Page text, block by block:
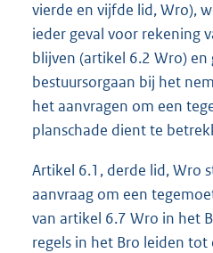
vierde en vijfde lid, Wro),
ieder geval voor rekening
blijven (artikel 6.2 Wro)
bestuursorgaan bij het
het aanvragen om een
planschade dient te
Artikel 6.1, derde lid, Wro
aanvraag om een
van artikel 6.7 Wro in het
regels in het Bro leiden